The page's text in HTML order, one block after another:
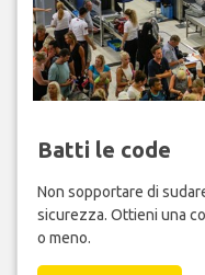
Batti le code
Non sopportare di
sicurezza. Ottieni una
o meno.